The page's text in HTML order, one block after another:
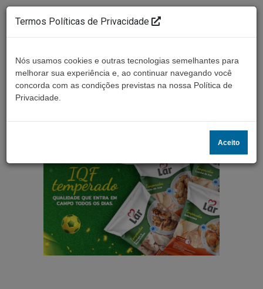
Termos Políticas de Privacidade
Nós usamos cookies e outras tecnologias semelhantes para
melhorar sua experiência e, ao continuar navegando você
concorda com as condições previstas na nossa Política de
Privacidade.
Aceito